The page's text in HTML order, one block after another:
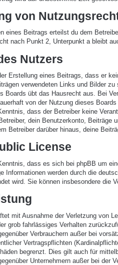
von
eines Beitrags erteilst du dem
nach Punkt 2, Unterpunkt a bleibt
Nutzers
Erstellung eines Beitrags, dass er
verwendeten Links und Bilder zu
Boards übt das Hausrecht aus. Bei
von der Nutzung dieses
dass der Betreiber keine
dein Benutzerkonto, Beiträge
Betreiber darüber hinaus, deine
License
dass es sich bei phpBB um
Informationen werden durch die
wird. Sie können insbesondere die
mit Ausnahme der Verletzung von
grob fahrlässiges Verhalten
Verbrauchern außer bei
Vertragspflichten
begrenzt. Dies gilt auch für
Unternehmern außer bei der